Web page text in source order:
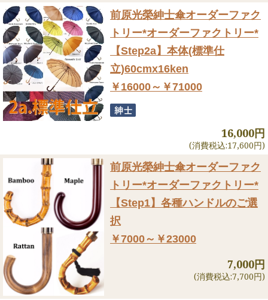
前原光榮紳士傘オーダーファク
トリー*オーダーファクトリー*
【Step2a】本体(標準仕
立)60cmx16ken
￥16000～￥71000
16,000円
(消費税込:17,600円)
前原光榮紳士傘オーダーファク
トリー*オーダーファクトリー*
【Step1】各種ハンドルのご選
択
￥7000～￥23000
7,000円
(消費税込:7,700円)